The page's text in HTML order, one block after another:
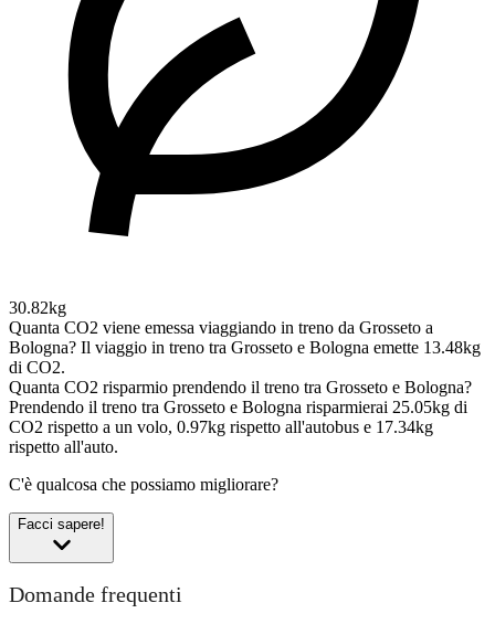
30.82kg
Quanta CO2 viene emessa viaggiando in treno da Grosseto a
Bologna? Il viaggio in treno tra Grosseto e Bologna emette 13.48kg
di CO2.
Quanta CO2 risparmio prendendo il treno tra Grosseto e Bologna?
Prendendo il treno tra Grosseto e Bologna risparmierai 25.05kg di
CO2 rispetto a un volo, 0.97kg rispetto all'autobus e 17.34kg
rispetto all'auto.
C'è qualcosa che possiamo migliorare?
Facci sapere!
Domande frequenti